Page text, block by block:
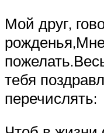
Мой друг,
рожденья,Мне
тебя
перечислять: